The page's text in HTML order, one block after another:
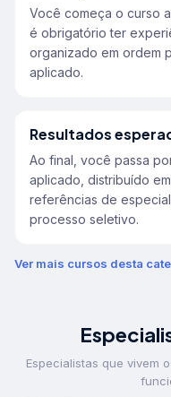
Você começa o curso
é obrigatório ter
organizado em ordem
aplicado.
Resultados
Ao final, você passa
aplicado, distribuído
referências de
processo seletivo.
Ver mais cursos desta
Especialistas que vivem